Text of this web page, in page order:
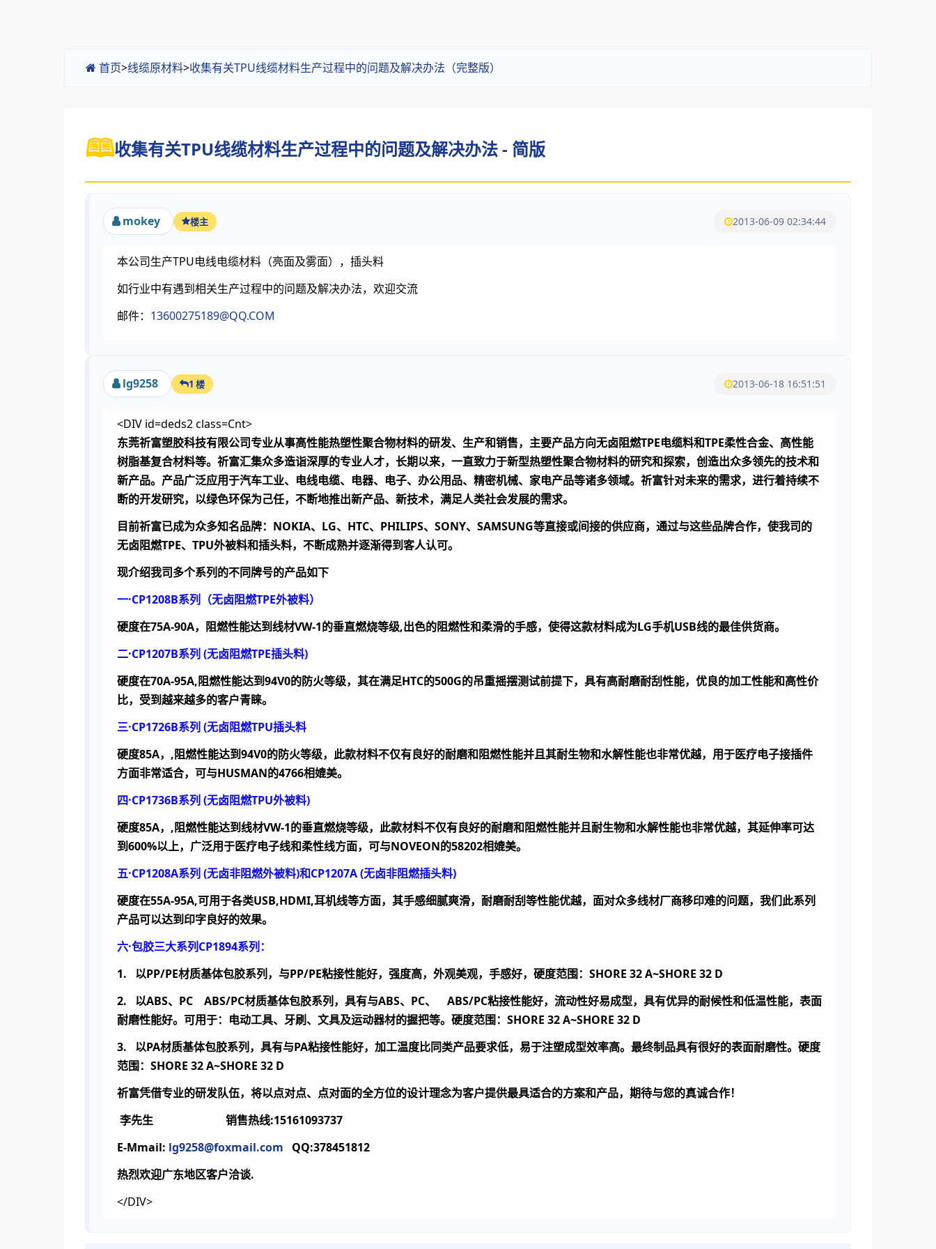
首页>线缆原材料>收集有关TPU线缆材料生产过程中的问题及解决办法（完整版）
收集有关TPU线缆材料生产过程中的问题及解决办法 - 简版
mokey 楼主 2013-06-09 02:34:44
本公司生产TPU电线电缆材料（亮面及雾面），插头料
如行业中有遇到相关生产过程中的问题及解决办法，欢迎交流
邮件： 13600275189@QQ.COM
lg9258 1 楼 2013-06-18 16:51:51
<DIV id=deds2 class=Cnt>
东莞祈富塑胶科技有限公司专业从事高性能热塑性聚合物材料的研发、生产和销售，主要产品方向无卤阻燃TPE电缆料和TPE柔性合金、高性能
树脂基复合材料等。祈富汇集众多造诣深厚的专业人才，长期以来，一直致力于新型热塑性聚合物材料的研究和探索，创造出众多领先的技术和
新产品。产品广泛应用于汽车工业、电线电缆、电器、电子、办公用品、精密机械、家电产品等诸多领域。祈富针对未来的需求，进行着持续不
断的开发研究，以绿色环保为己任，不断地推出新产品、新技术，满足人类社会发展的需求。
目前祈富已成为众多知名品牌：NOKIA、LG、HTC、PHILIPS、SONY、SAMSUNG等直接或间接的供应商，通过与这些品牌合作，使我司的
无卤阻燃TPE、TPU外被料和插头料，不断成熟并逐渐得到客人认可。
现介绍我司多个系列的不同牌号的产品如下
一·CP1208B系列（无卤阻燃TPE外被料）
硬度在75A-90A，阻燃性能达到线材VW-1的垂直燃烧等级,出色的阻燃性和柔滑的手感，使得这款材料成为LG手机USB线的最佳供货商。
二·CP1207B系列 (无卤阻燃TPE插头料)
硬度在70A-95A,阻燃性能达到94V0的防火等级，其在满足HTC的500G的吊重摇摆测试前提下，具有高耐磨耐刮性能，优良的加工性能和高性价
比，受到越来越多的客户青睐。
三·CP1726B系列 (无卤阻燃TPU插头料
硬度85A， ,阻燃性能达到94V0的防火等级，此款材料不仅有良好的耐磨和阻燃性能并且其耐生物和水解性能也非常优越，用于医疗电子接插件
方面非常适合，可与HUSMAN的4766相媲美。
四·CP1736B系列 (无卤阻燃TPU外被料)
硬度85A， ,阻燃性能达到线材VW-1的垂直燃烧等级，此款材料不仅有良好的耐磨和阻燃性能并且耐生物和水解性能也非常优越，其延伸率可达
到600%以上，广泛用于医疗电子线和柔性线方面，可与NOVEON的58202相媲美。
五·CP1208A系列 (无卤非阻燃外被料)和CP1207A (无卤非阻燃插头料)
硬度在55A-95A,可用于各类USB,HDMI,耳机线等方面，其手感细腻爽滑，耐磨耐刮等性能优越，面对众多线材厂商移印难的问题，我们此系列
产品可以达到印字良好的效果。
六·包胶三大系列CP1894系列：
1.
以PP/PE材质基体包胶系列，与PP/PE粘接性能好，强度高，外观美观，手感好，硬度范围： SHORE 32 A~SHORE 32 D
2.
以ABS、 PC ABS/PC材质基体包胶系列，具有与ABS、 PC、 ABS/PC粘接性能好，流动性好易成型，具有优异的耐候性和低温性能，表面
耐磨性能好。可用于：电动工具、牙刷、文具及运动器材的握把等。硬度范围： SHORE 32 A~SHORE 32 D
3.
以PA材质基体包胶系列，具有与PA粘接性能好，加工温度比同类产品要求低，易于注塑成型效率高。最终制品具有很好的表面耐磨性。硬度
范围： SHORE 32 A~SHORE 32 D
祈富凭借专业的研发队伍，将以点对点、点对面的全方位的设计理念为客户提供最具适合的方案和产品，期待与您的真诚合作！
李先生 销售热线:15161093737
E-Mmail: lg9258@foxmail.com QQ:378451812
热烈欢迎广东地区客户洽谈.
</DIV>